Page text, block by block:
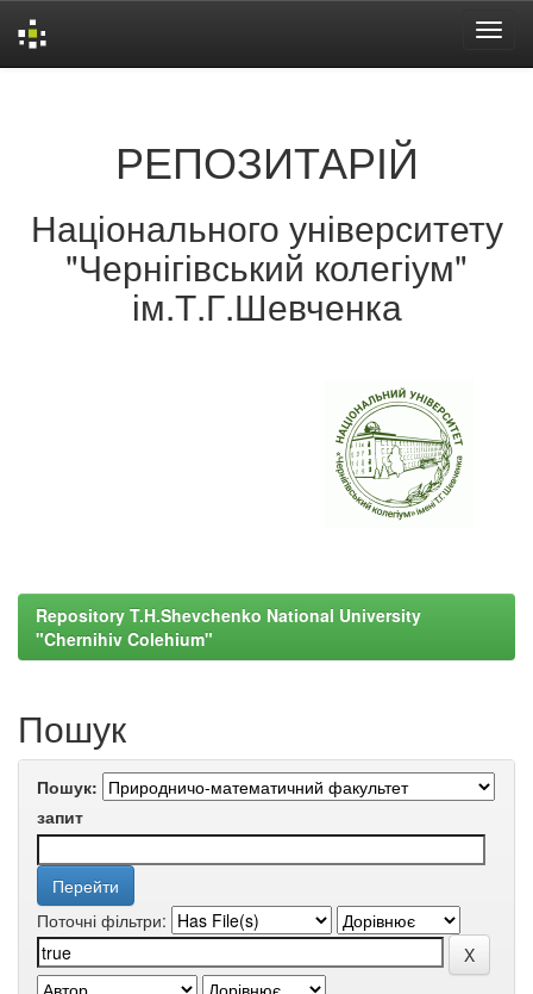
РЕПОЗИТАРІЙ
Національного університету
"Чернігівський колегіум"
ім.Т.Г.Шевченка
Repository T.H.Shevchenko National University
"Chernihiv Colehium"
Пошук
Пошук:
запит
Поточні фільтри: